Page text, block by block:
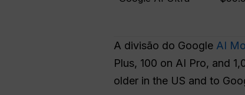
A divisão do Google AI
Plus, 100 on AI Pro, and
older in the US and to